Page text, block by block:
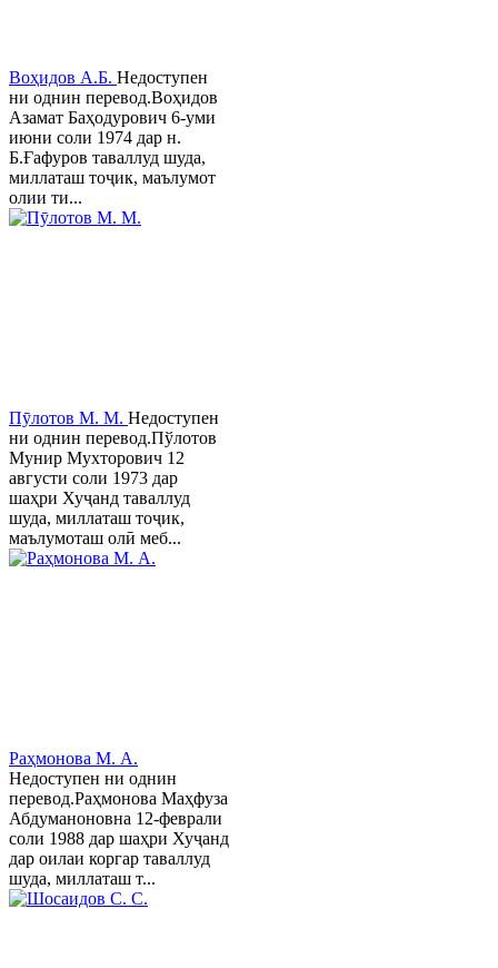
Воҳидов А.Б. Недоступен
ни однин перевод.Воҳидов
Азамат Баҳодурович 6-уми
июни соли 1974 дар н.
Б.Ғафуров таваллуд шуда,
миллаташ тоҷик, маълумот
олии ти...
Пӯлотов М. М. Недоступен
ни однин перевод.Пўлотов
Мунир Мухторович 12
августи соли 1973 дар
шаҳри Хуҷанд таваллуд
шуда, миллаташ тоҷик,
маълумоташ олӣ меб...
Раҳмонова М. А.
Недоступен ни однин
перевод.Раҳмонова Маҳфуза
Абдуманоновна 12-феврали
соли 1988 дар шаҳри Хуҷанд
дар оилаи коргар таваллуд
шуда, миллаташ т...